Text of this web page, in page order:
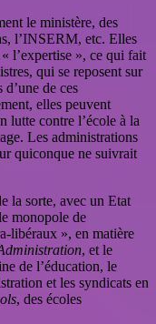
le ministère, des
l’INSERM, etc. Elles
l’expertise », ce qui fait
qui se reposent sur
de ces
elles peuvent
lutte contre l’école à la
Les administrations
quiconque ne suivrait
la sorte, avec un Etat
monopole de
libéraux », en matière
, et le
de l’éducation, le
et les syndicats en
, des écoles